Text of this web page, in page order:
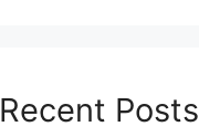
Recent Posts